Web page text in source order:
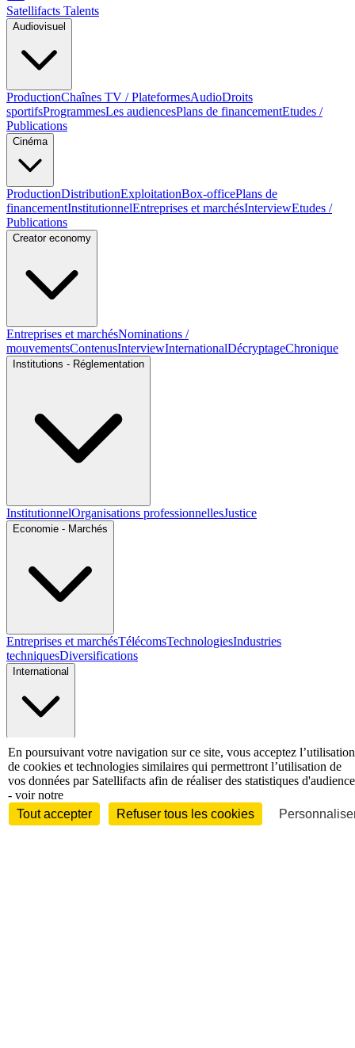
Satellifacts Talents
Audiovisuel
ProductionChaînes TV / PlateformesAudioDroits
sportifsProgrammesLes audiencesPlans de financementEtudes /
Publications
Cinéma
ProductionDistributionExploitationBox-officePlans de
financementInstitutionnelEntreprises et marchésInterviewEtudes /
Publications
Creator economy
Entreprises et marchésNominations /
mouvementsContenusInterviewInternationalDécryptageChronique
Institutions - Réglementation
InstitutionnelOrganisations professionnellesJustice
Economie - Marchés
Entreprises et marchésTélécomsTechnologiesIndustries
techniquesDiversifications
International
International
Personnalités
En poursuivant votre navigation sur ce site, vous acceptez l’utilisation
de cookies et technologies similaires qui permettront l’utilisation de
vos données par Satellifacts afin de réaliser des statistiques d'audience
- voir notre
Tout accepter
Refuser tous les cookies